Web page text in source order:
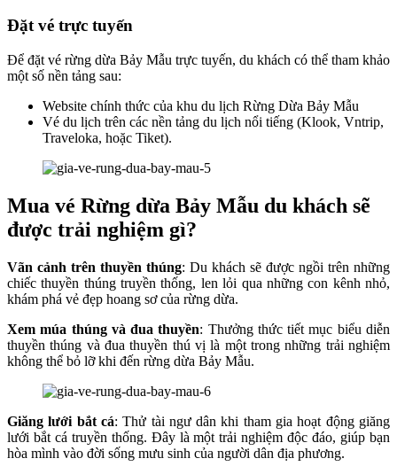
Đặt vé trực tuyến
Để đặt vé rừng dừa Bảy Mẫu trực tuyến, du khách có thể tham khảo
một số nền tảng sau:
Website chính thức của khu du lịch Rừng Dừa Bảy Mẫu
Vé du lịch trên các nền tảng du lịch nổi tiếng (Klook, Vntrip,
Traveloka, hoặc Tiket).
Mua vé Rừng dừa Bảy Mẫu du khách sẽ
được trải nghiệm gì?
Vãn cảnh trên thuyền thúng: Du khách sẽ được ngồi trên những
chiếc thuyền thúng truyền thống, len lỏi qua những con kênh nhỏ,
khám phá vẻ đẹp hoang sơ của rừng dừa.
Xem múa thúng và đua thuyền: Thưởng thức tiết mục biểu diễn
thuyền thúng và đua thuyền thú vị là một trong những trải nghiệm
không thể bỏ lỡ khi đến rừng dừa Bảy Mẫu.
Giăng lưới bắt cá: Thử tài ngư dân khi tham gia hoạt động giăng
lưới bắt cá truyền thống. Đây là một trải nghiệm độc đáo, giúp bạn
hòa mình vào đời sống mưu sinh của người dân địa phương.